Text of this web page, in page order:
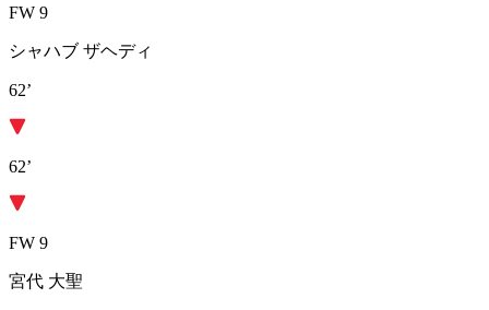
FW 9
シャハブ ザヘディ
62’
62’
FW 9
宮代 大聖